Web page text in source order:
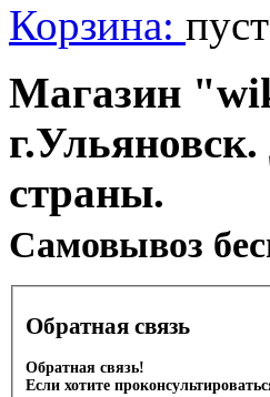
Корзина:
Магазин
страны.
Cамовывоз
Обратная связь
Обратная связь!
Если хотите